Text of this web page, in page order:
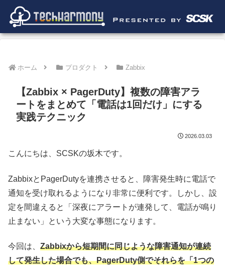
ホーム プロダクト Zabbix
【Zabbix × PagerDuty】複数の障害アラ
ートをまとめて「電話は1回だけ」にする
実践テクニック
2026.03.03
こんにちは、SCSKの坂木です。
ZabbixとPagerDutyを連携させると、障害発生時に電話で
通知を受け取れるようになり非常に便利です。しかし、設
定を間違えると「深夜にアラートが連発して、電話が鳴り
止まない」という大変な事態になります。
今回は、 Zabbixから短期間に同じような障害通知が連続
して発生した場合でも、PagerDuty側でそれらを「1つの